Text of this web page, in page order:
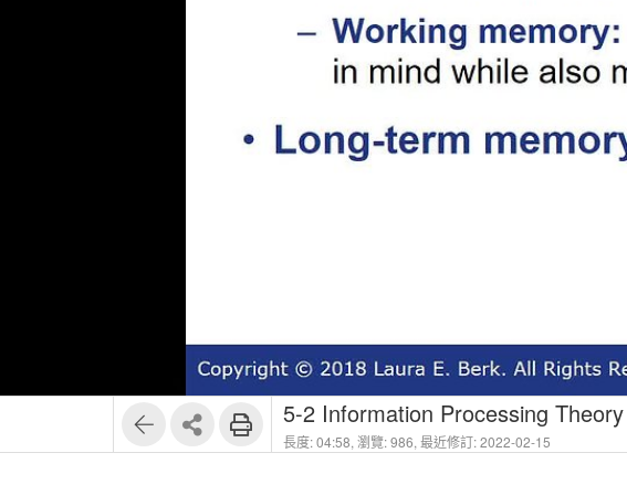
5-2 Information Processing Theory
長度: 04:58, 瀏覽: 986, 最近修訂: 2022-02-15